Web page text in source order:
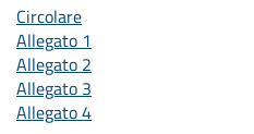
Circolare
Allegato 1
Allegato 2
Allegato 3
Allegato 4